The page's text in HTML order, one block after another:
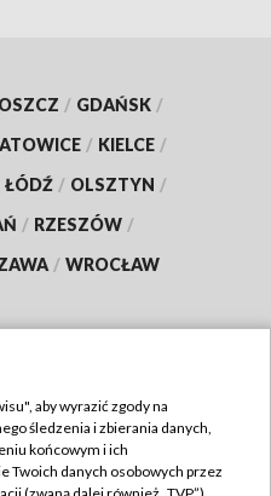
/ GDAŃSK /
/ KIELCE /
ŁÓDŹ / OLSZTYN /
/ RZESZÓW /
/ WROCŁAW
TVP
aby wyrazić zgody na
śledzenia i zbierania danych,
końcowym i ich
Twoich danych osobowych przez